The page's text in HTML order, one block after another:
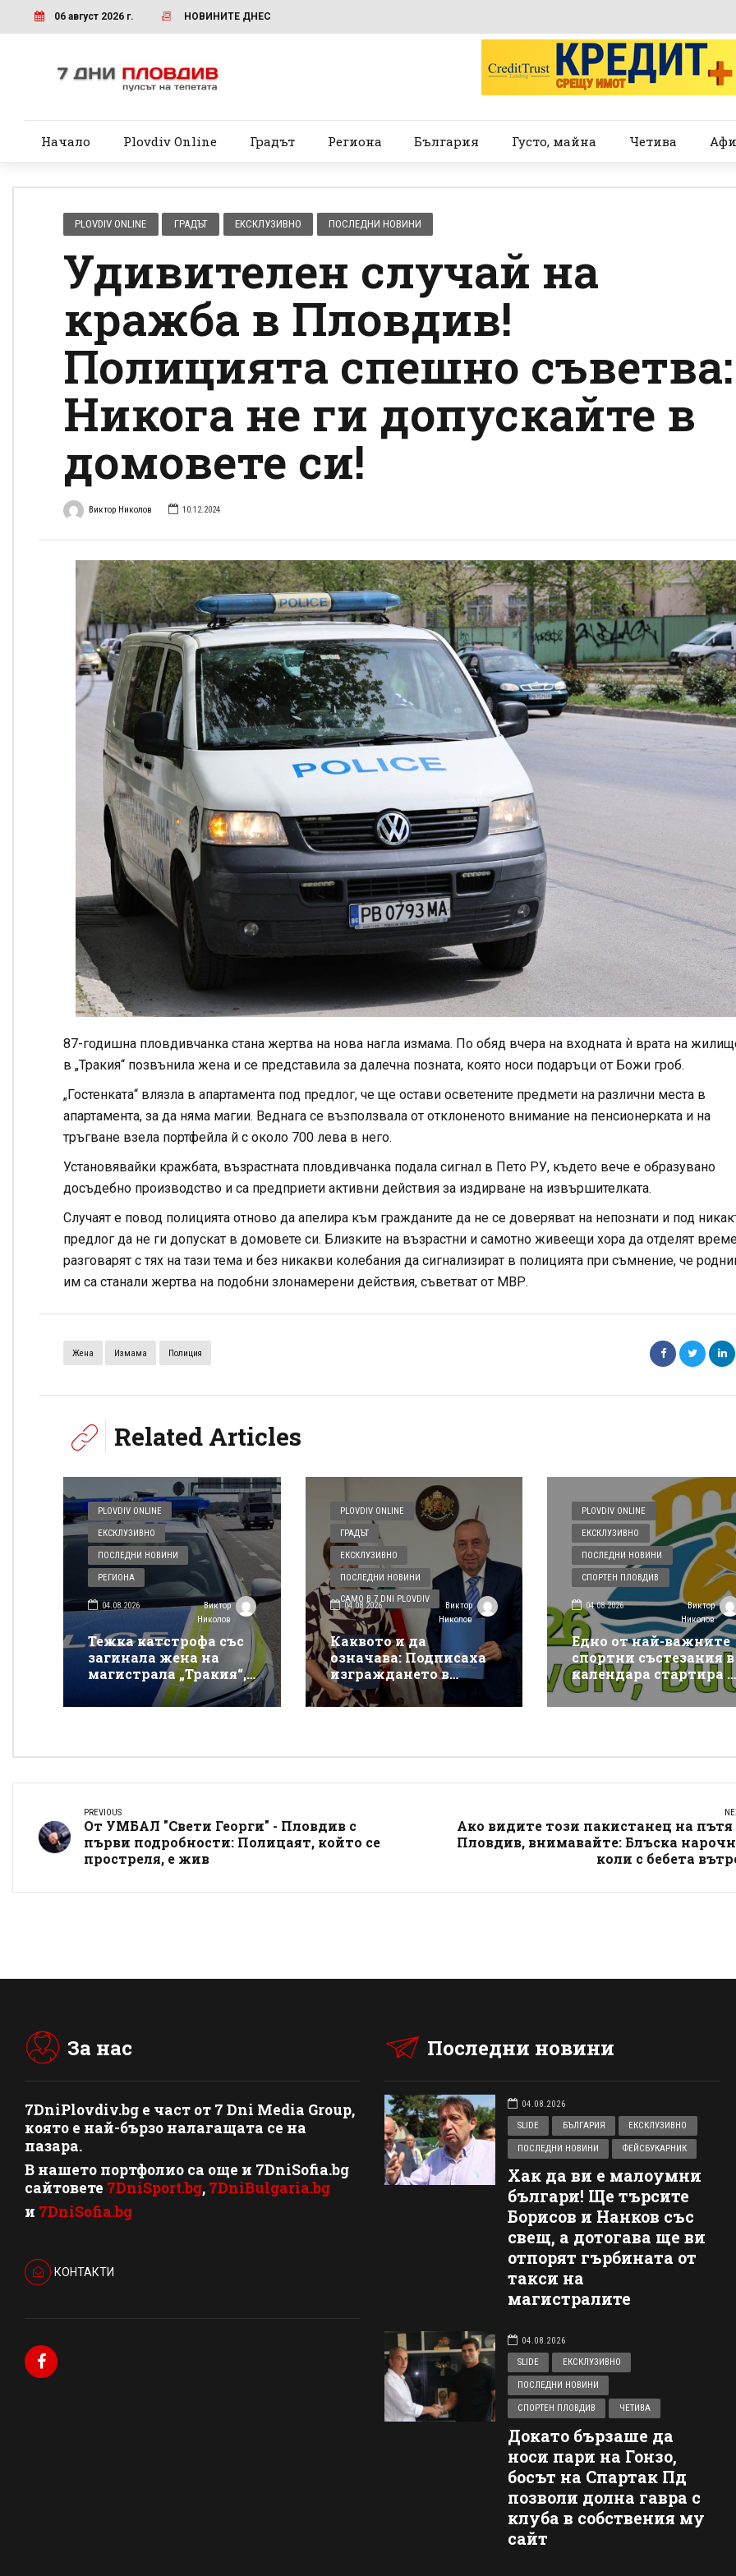
06 август 2026 г. НОВИНИТЕ ДНЕС
Начало Plovdiv Online Градът Региона България Густо, майна Четива
PLOVDIV ONLINE ГРАДЪТ ЕКСКЛУЗИВНО ПОСЛЕДНИ НОВИНИ
Удивителен случай на
кражба в Пловдив!
Полицията спешно съветва:
Никога не ги допускайте в
домовете си!
Виктор Николов 10.12.2024
87-годишна пловдивчанка стана жертва на нова нагла измама. По обяд вчера на входната ѝ врата на
в „Тракия“ позвънила жена и се представила за далечна позната, която носи подаръци от Божи гроб.
„Гостенката“ влязла в апартамента под предлог, че ще остави осветените предмети на различни места в
апартамента, за да няма магии. Веднага се възползвала от отклоненото внимание на пенсионерката и на
тръгване взела портфейла й с около 700 лева в него.
Установявайки кражбата, възрастната пловдивчанка подала сигнал в Пето РУ, където вече е образувано
досъдебно производство и са предприети активни действия за издирване на извършителката.
Случаят е повод полицията отново да апелира към гражданите да не се доверяват на непознати и под
предлог да не ги допускат в домовете си. Близките на възрастни и самотно живеещи хора да отделят
разговарят с тях на тази тема и без никакви колебания да сигнализират в полицията при съмнение, че
им са станали жертва на подобни злонамерени действия, съветват от МВР.
Жена Измама Полиция
Related Articles
PLOVDIV ONLINE
ЕКСКЛУЗИВНО
ПОСЛЕДНИ НОВИНИ
РЕГИОНА
04.08.2026
Виктор
Николов
Тежка катстрофа със
загинала жена на
магистрала „Тракия“,
няма информация за
другите пострадали
PLOVDIV ONLINE
ГРАДЪТ
ЕКСКЛУЗИВНО
ПОСЛЕДНИ НОВИНИ
САМО В 7 DNI PLOVDIV
04.08.2026
Виктор
Николов
Каквото и да
означава: Подписаха
изграждането в
Пловдив на
космически център за
PLOVDIV ONLINE
ЕКСКЛУЗИВНО
ПОСЛЕДНИ НОВИНИ
СПОРТЕН ПЛОВДИВ
04.08.2026
Виктор
Николов
Едно от най-важните
спортни състезания в
календара стартира в
Пловдив, в петък го
открива член на МОК
PREVIOUS
От УМБАЛ "Свети Георги" - Пловдив с
първи подробности: Полицаят, който се
простреля, е жив
Ако видите този пакистанец на пътя
Пловдив, внимавайте: Блъска
коли с бебета
За нас
7DniPlovdiv.bg e част от 7 Dni Media Group,
която е най-бързо налагащата се на
пазара.
В нашето портфолио са още и 7DniSofia.bg
сайтовете 7DniSport.bg, 7DniBulgaria.bg
и 7DniSofia.bg
КОНТАКТИ
Последни новини
04.08.2026
SLIDE
БЪЛГАРИЯ ЕКСКЛУЗИВНО
ПОСЛЕДНИ НОВИНИ ФЕЙСБУКАРНИК
Хак да ви е малоумни
българи! Ще търсите
Борисов и Нанков със
свещ, а дотогава ще ви
отпорят гърбината от
такси на
магистралите
04.08.2026
SLIDE
ЕКСКЛУЗИВНО
ПОСЛЕДНИ НОВИНИ
СПОРТЕН ПЛОВДИВ ЧЕТИВА
Докато бързаше да
носи пари на Гонзо,
босът на Спартак Пд
позволи долна гавра с
клуба в собствения му
сайт